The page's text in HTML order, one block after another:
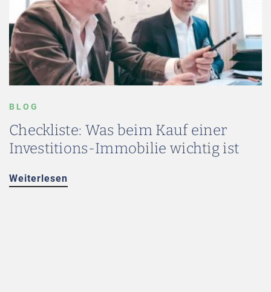
BLOG
Checkliste: Was beim Kauf einer
Investitions-Immobilie wichtig ist
Weiterlesen